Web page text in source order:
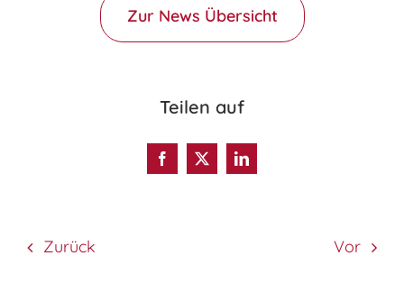
Zur News Übersicht
Teilen auf
Zurück Vor